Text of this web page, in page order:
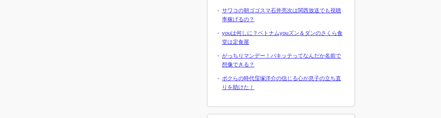
サワコの朝ゴゴスマ石井亮次は関西放送でも視聴
率稼げるの？
youは何しに？ベトナムyouズン＆ダンのさくら食
堂は定食屋
がっちりマンデー！パキッテってなんだか名前で
想像できる？
ボクらの時代窪塚洋介の信じる心が息子の立ち直
りを助けた！